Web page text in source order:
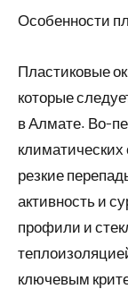
Особенности
Пластиковые
которые
в Алмате. Во-
климатических
резкие
активность и
профили и
ключевым